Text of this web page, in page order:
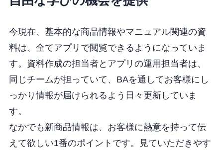
今現在、基本的な商品情報やマニュアル関連の資
料は、全てアプリで閲覧できるようになっていま
す。資料作成の担当者とアプリの運用担当者は、
同じチームが担っていて、BAを通してお客様にし
っかり情報が届けられるよう日々更新していま
す。
なかでも新商品情報は、お客様に熱意を持って伝
えて欲しい1番のポイントです。見ていただきやす